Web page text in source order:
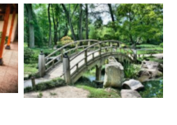
Caption 4